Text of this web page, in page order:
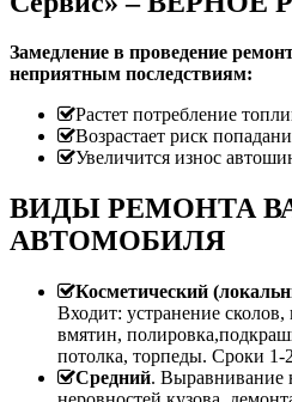
Замедление в проведение
неприятным последствиям:
Растет потребление
Возрастает риск
Увеличится износ
ВИДЫ РЕМОНТА
АВТОМОБИЛЯ
Косметический
Входит: устранение
вмятин,
потолка, торпеды. Сроки 1-
Средний. Выравнивание